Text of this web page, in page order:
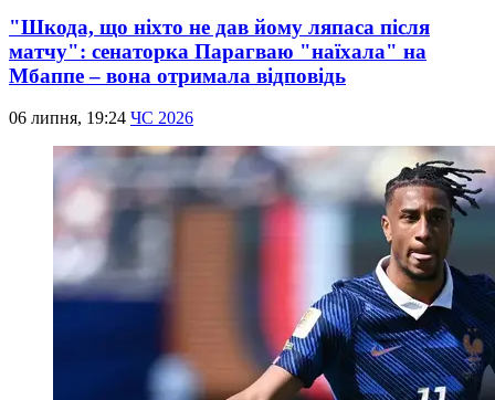
"Шкода, що ніхто не дав йому ляпаса після
матчу": сенаторка Парагваю "наїхала" на
Мбаппе – вона отримала відповідь
06 липня, 19:24 ЧС 2026